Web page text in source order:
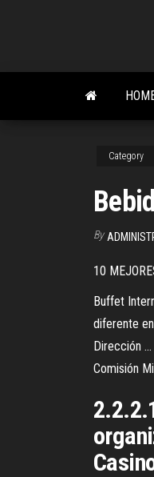
content
Category
By
10
Buffet
diferente
Dirección
Comisión